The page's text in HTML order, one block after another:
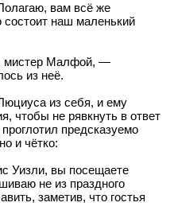
вам всё же
состоит наш маленький
мистер Малфой, —
из неё.
из себя, и ему
чтобы не рявкнуть в ответ
предсказуемо
и чётко:
Уизли, вы посещаете
не из праздного
заметив, что гостья